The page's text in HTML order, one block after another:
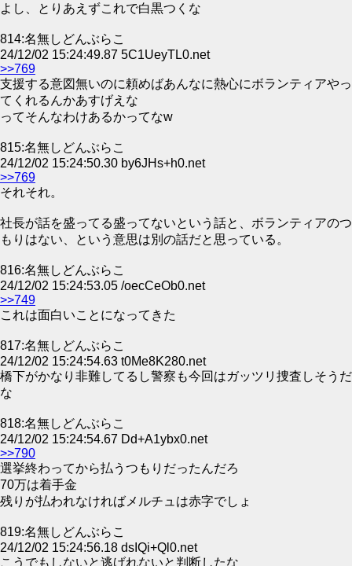
よし、とりあえずこれで白黒つくな
814:名無しどんぶらこ
24/12/02 15:24:49.87 5C1UeyTL0.net
>>769
支援する意図無いのに頼めばあんなに熱心にボランティアやっ
てくれるんかあすげえな
ってそんなわけあるかってなw
815:名無しどんぶらこ
24/12/02 15:24:50.30 by6JHs+h0.net
>>769
それそれ。
社長が話を盛ってる盛ってないという話と、ボランティアのつ
もりはない、という意思は別の話だと思っている。
816:名無しどんぶらこ
24/12/02 15:24:53.05 /oecCeOb0.net
>>749
これは面白いことになってきた
817:名無しどんぶらこ
24/12/02 15:24:54.63 t0Me8K280.net
橋下がかなり非難してるし警察も今回はガッツリ捜査しそうだ
な
818:名無しどんぶらこ
24/12/02 15:24:54.67 Dd+A1ybx0.net
>>790
選挙終わってから払うつもりだったんだろ
70万は着手金
残りが払われなければメルチュは赤字でしょ
819:名無しどんぶらこ
24/12/02 15:24:56.18 dsIQi+Ql0.net
こうでもしないと逃げれないと判断したな